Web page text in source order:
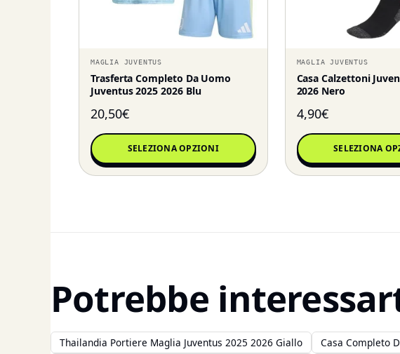
MAGLIA JUVENTUS
Trasferta Completo Da Uomo
Juventus 2025 2026 Blu
20,50€
SELEZIONA OPZIONI
MAGLIA JUVENTUS
Casa Calzettoni
2026 Nero
4,90€
SELEZIONA
Potrebbe
Thailandia Portiere Maglia Juventus 2025 2026 Giallo Casa Completo